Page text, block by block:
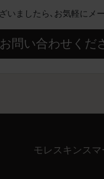
いましたら､お気軽にメ
お問い合わせくだ
モレスキンスマ